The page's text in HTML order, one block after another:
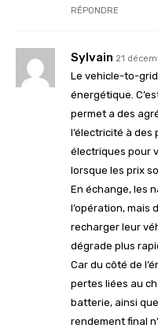
RÉPONDRE
Sylvain 21
Le vehicle-to-
énergétique.
permet a des
l’électricité à
électriques pour
lorsque les prix
En échange, les
l’opération, mais
recharger leur
dégrade plus
Car du côté de
pertes liées au
batterie, ainsi
rendement final